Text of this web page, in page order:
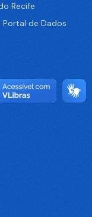
Recife
de Dados